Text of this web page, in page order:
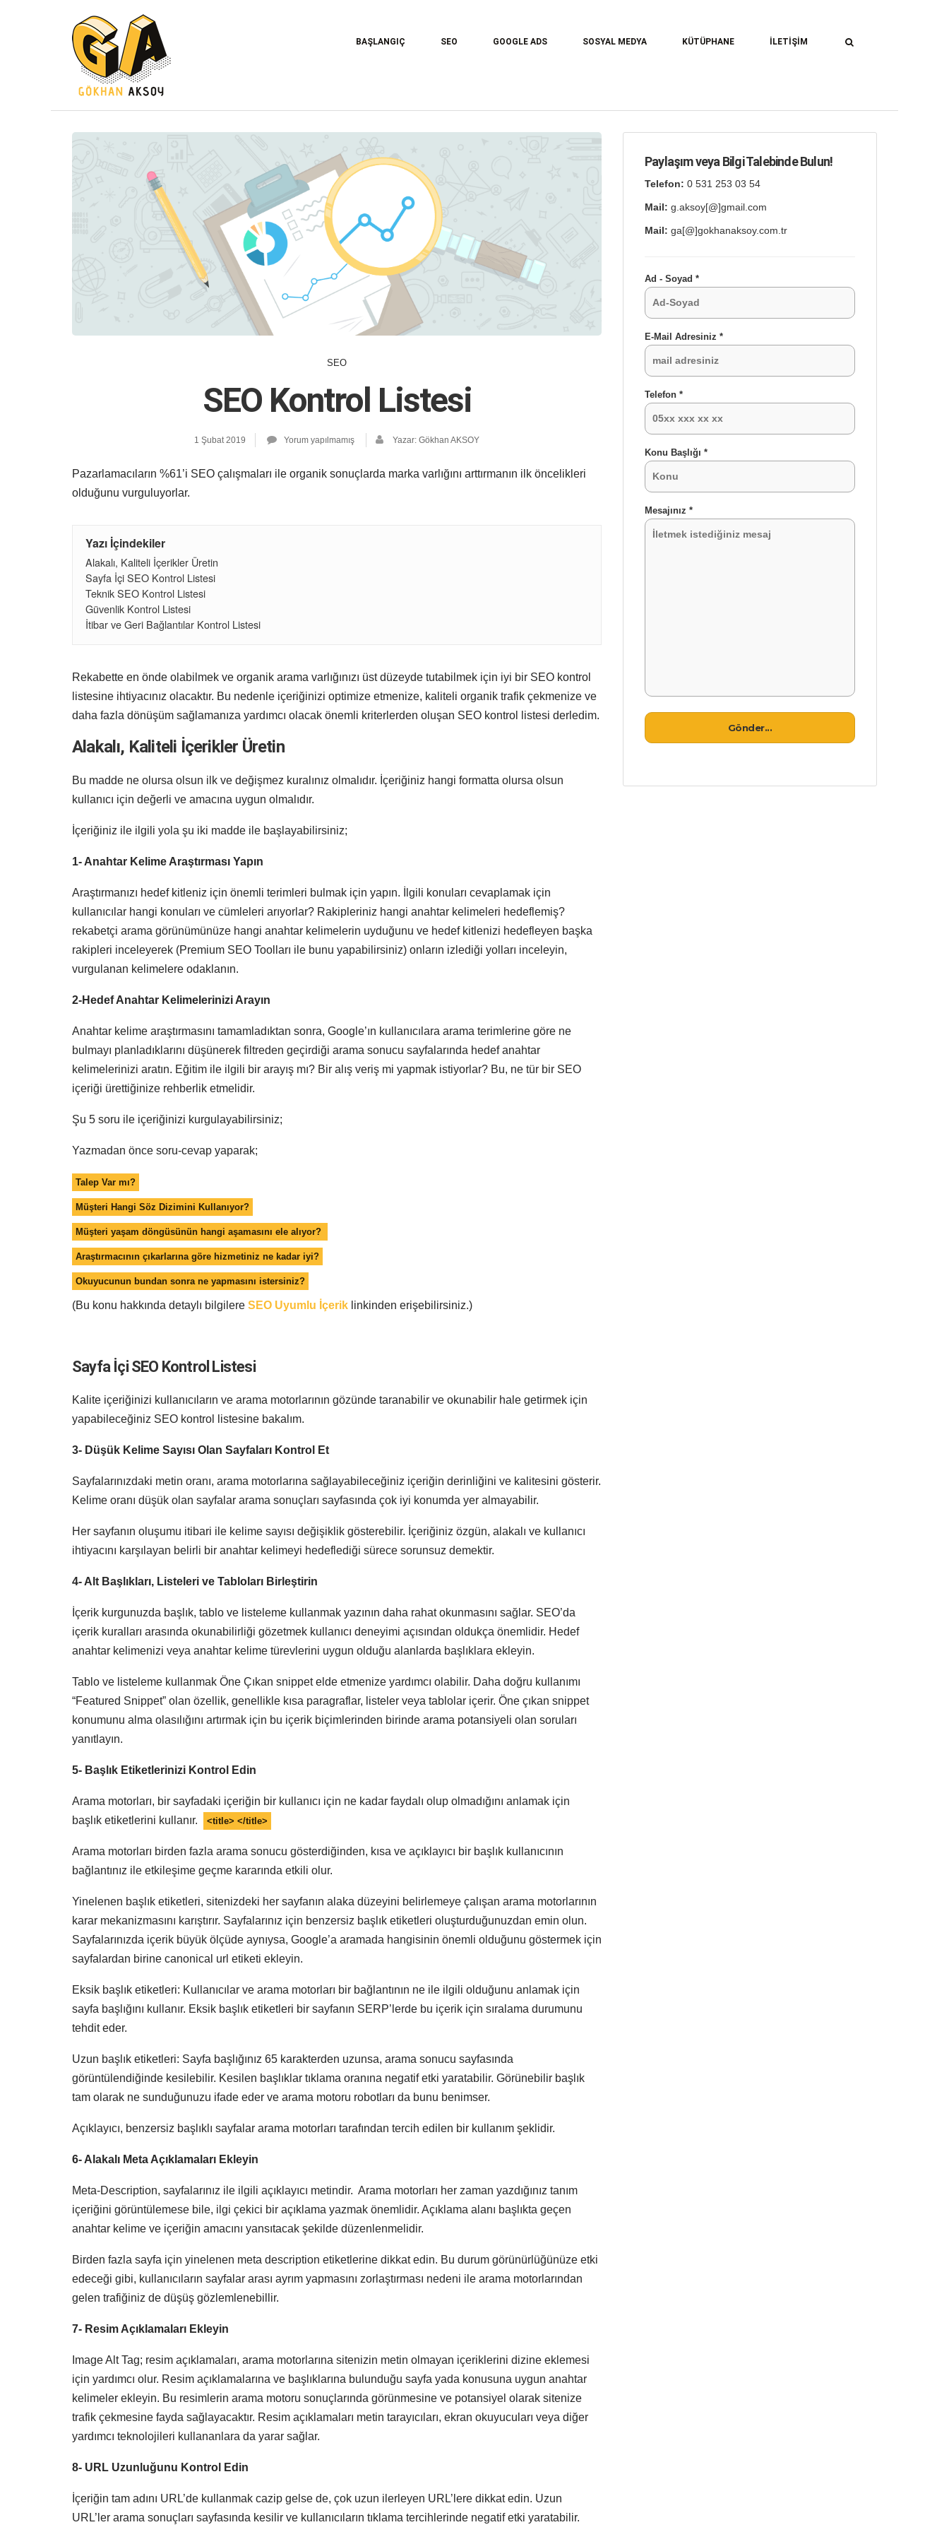
BAŞLANGIÇ SEO GOOGLE ADS SOSYAL MEDYA KÜTÜPHANE İLETIŞIM
SEO
SEO Kontrol Listesi
1 Şubat 2019 Yorum yapılmamış Yazar: Gökhan AKSOY
Pazarlamacıların %61’i SEO çalışmaları ile organik sonuçlarda marka varlığını arttırmanın ilk öncelikleri
olduğunu vurguluyorlar.
Yazı İçindekiler
Alakalı, Kaliteli İçerikler Üretin
Sayfa İçi SEO Kontrol Listesi
Teknik SEO Kontrol Listesi
Güvenlik Kontrol Listesi
İtibar ve Geri Bağlantılar Kontrol Listesi
Rekabette en önde olabilmek ve organik arama varlığınızı üst düzeyde tutabilmek için iyi bir SEO kontrol
listesine ihtiyacınız olacaktır. Bu nedenle içeriğinizi optimize etmenize, kaliteli organik trafik çekmenize ve
daha fazla dönüşüm sağlamanıza yardımcı olacak önemli kriterlerden oluşan SEO kontrol listesi derledim.
Alakalı, Kaliteli İçerikler Üretin
Bu madde ne olursa olsun ilk ve değişmez kuralınız olmalıdır. İçeriğiniz hangi formatta olursa olsun
kullanıcı için değerli ve amacına uygun olmalıdır.
İçeriğiniz ile ilgili yola şu iki madde ile başlayabilirsiniz;
1- Anahtar Kelime Araştırması Yapın
Araştırmanızı hedef kitleniz için önemli terimleri bulmak için yapın. İlgili konuları cevaplamak için
kullanıcılar hangi konuları ve cümleleri arıyorlar? Rakipleriniz hangi anahtar kelimeleri hedeflemiş?
rekabetçi arama görünümünüze hangi anahtar kelimelerin uyduğunu ve hedef kitlenizi hedefleyen başka
rakipleri inceleyerek (Premium SEO Toolları ile bunu yapabilirsiniz) onların izlediği yolları inceleyin,
vurgulanan kelimelere odaklanın.
2-Hedef Anahtar Kelimelerinizi Arayın
Anahtar kelime araştırmasını tamamladıktan sonra, Google’ın kullanıcılara arama terimlerine göre ne
bulmayı planladıklarını düşünerek filtreden geçirdiği arama sonucu sayfalarında hedef anahtar
kelimelerinizi aratın. Eğitim ile ilgili bir arayış mı? Bir alış veriş mi yapmak istiyorlar? Bu, ne tür bir SEO
içeriği ürettiğinize rehberlik etmelidir.
Şu 5 soru ile içeriğinizi kurgulayabilirsiniz;
Yazmadan önce soru-cevap yaparak;
Talep Var mı?
Müşteri Hangi Söz Dizimini Kullanıyor?
Müşteri yaşam döngüsünün hangi aşamasını ele alıyor?
Araştırmacının çıkarlarına göre hizmetiniz ne kadar iyi?
Okuyucunun bundan sonra ne yapmasını istersiniz?
(Bu konu hakkında detaylı bilgilere SEO Uyumlu İçerik linkinden erişebilirsiniz.)
Sayfa İçi SEO Kontrol Listesi
Kalite içeriğinizi kullanıcıların ve arama motorlarının gözünde taranabilir ve okunabilir hale getirmek için
yapabileceğiniz SEO kontrol listesine bakalım.
3- Düşük Kelime Sayısı Olan Sayfaları Kontrol Et
Sayfalarınızdaki metin oranı, arama motorlarına sağlayabileceğiniz içeriğin derinliğini ve kalitesini gösterir.
Kelime oranı düşük olan sayfalar arama sonuçları sayfasında çok iyi konumda yer almayabilir.
Her sayfanın oluşumu itibari ile kelime sayısı değişiklik gösterebilir. İçeriğiniz özgün, alakalı ve kullanıcı
ihtiyacını karşılayan belirli bir anahtar kelimeyi hedeflediği sürece sorunsuz demektir.
4- Alt Başlıkları, Listeleri ve Tabloları Birleştirin
İçerik kurgunuzda başlık, tablo ve listeleme kullanmak yazının daha rahat okunmasını sağlar. SEO’da
içerik kuralları arasında okunabilirliği gözetmek kullanıcı deneyimi açısından oldukça önemlidir. Hedef
anahtar kelimenizi veya anahtar kelime türevlerini uygun olduğu alanlarda başlıklara ekleyin.
Tablo ve listeleme kullanmak Öne Çıkan snippet elde etmenize yardımcı olabilir. Daha doğru kullanımı
“Featured Snippet” olan özellik, genellikle kısa paragraflar, listeler veya tablolar içerir. Öne çıkan snippet
konumunu alma olasılığını artırmak için bu içerik biçimlerinden birinde arama potansiyeli olan soruları
yanıtlayın.
5- Başlık Etiketlerinizi Kontrol Edin
Arama motorları, bir sayfadaki içeriğin bir kullanıcı için ne kadar faydalı olup olmadığını anlamak için
başlık etiketlerini kullanır.
<title> </title>
Arama motorları birden fazla arama sonucu gösterdiğinden, kısa ve açıklayıcı bir başlık kullanıcının
bağlantınız ile etkileşime geçme kararında etkili olur.
Yinelenen başlık etiketleri, sitenizdeki her sayfanın alaka düzeyini belirlemeye çalışan arama motorlarının
karar mekanizmasını karıştırır. Sayfalarınız için benzersiz başlık etiketleri oluşturduğunuzdan emin olun.
Sayfalarınızda içerik büyük ölçüde aynıysa, Google’a aramada hangisinin önemli olduğunu göstermek için
sayfalardan birine canonical url etiketi ekleyin.
Eksik başlık etiketleri: Kullanıcılar ve arama motorları bir bağlantının ne ile ilgili olduğunu anlamak için
sayfa başlığını kullanır. Eksik başlık etiketleri bir sayfanın SERP’lerde bu içerik için sıralama durumunu
tehdit eder.
Uzun başlık etiketleri: Sayfa başlığınız 65 karakterden uzunsa, arama sonucu sayfasında
görüntülendiğinde kesilebilir. Kesilen başlıklar tıklama oranına negatif etki yaratabilir. Görünebilir başlık
tam olarak ne sunduğunuzu ifade eder ve arama motoru robotları da bunu benimser.
Açıklayıcı, benzersiz başlıklı sayfalar arama motorları tarafından tercih edilen bir kullanım şeklidir.
6- Alakalı Meta Açıklamaları Ekleyin
Meta-Description, sayfalarınız ile ilgili açıklayıcı metindir. Arama motorları her zaman yazdığınız tanım
içeriğini görüntülemese bile, ilgi çekici bir açıklama yazmak önemlidir. Açıklama alanı başlıkta geçen
anahtar kelime ve içeriğin amacını yansıtacak şekilde düzenlenmelidir.
Birden fazla sayfa için yinelenen meta description etiketlerine dikkat edin. Bu durum görünürlüğünüze etki
edeceği gibi, kullanıcıların sayfalar arası ayrım yapmasını zorlaştırması nedeni ile arama motorlarından
gelen trafiğiniz de düşüş gözlemlenebillir.
7- Resim Açıklamaları Ekleyin
Image Alt Tag; resim açıklamaları, arama motorlarına sitenizin metin olmayan içeriklerini dizine eklemesi
için yardımcı olur. Resim açıklamalarına ve başlıklarına bulunduğu sayfa yada konusuna uygun anahtar
kelimeler ekleyin. Bu resimlerin arama motoru sonuçlarında görünmesine ve potansiyel olarak sitenize
trafik çekmesine fayda sağlayacaktır. Resim açıklamaları metin tarayıcıları, ekran okuyucuları veya diğer
yardımcı teknolojileri kullananlara da yarar sağlar.
8- URL Uzunluğunu Kontrol Edin
İçeriğin tam adını URL’de kullanmak cazip gelse de, çok uzun ilerleyen URL’lere dikkat edin. Uzun
URL’ler arama sonuçları sayfasında kesilir ve kullanıcıların tıklama tercihlerinde negatif etki yaratabilir.
Paylaşım veya Bilgi Talebinde Bulun!
Telefon: 0 531 253 03 54
Mail: g.aksoy[@]gmail.com
Mail: ga[@]gokhanaksoy.com.tr
Ad - Soyad *
E-Mail Adresiniz *
Telefon *
Konu Başlığı *
Mesajınız *